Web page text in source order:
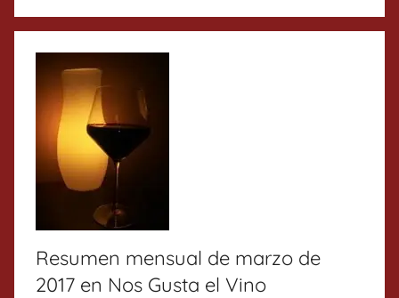
Resumen mensual de marzo de
2017 en Nos Gusta el Vino